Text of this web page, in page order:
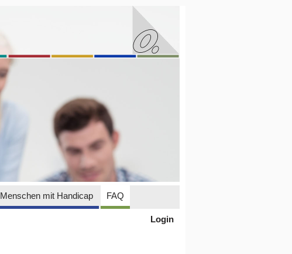
Menschen mit Handicap FAQ
Login